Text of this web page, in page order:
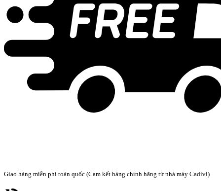
Giao hàng miễn phí toàn quốc (Cam kết hàng chính hãng từ nhà máy Cadivi)